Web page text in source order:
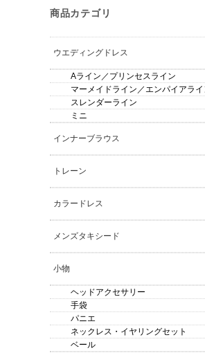
商品カテゴリ
ウエディングドレス
Aライン／プリンセスライン
マーメイドライン／エンパイアライ
スレンダーライン
ミニ
インナーブラウス
トレーン
カラードレス
メンズタキシード
小物
ヘッドアクセサリー
手袋
パニエ
ネックレス・イヤリングセット
ベール